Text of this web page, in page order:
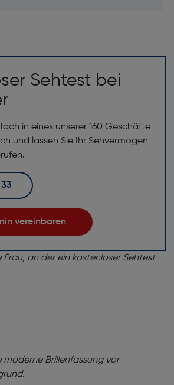
Sehtest bei
in eines unserer 160 Geschäfte
und lassen Sie Ihr Sehvermögen
33
vereinbaren